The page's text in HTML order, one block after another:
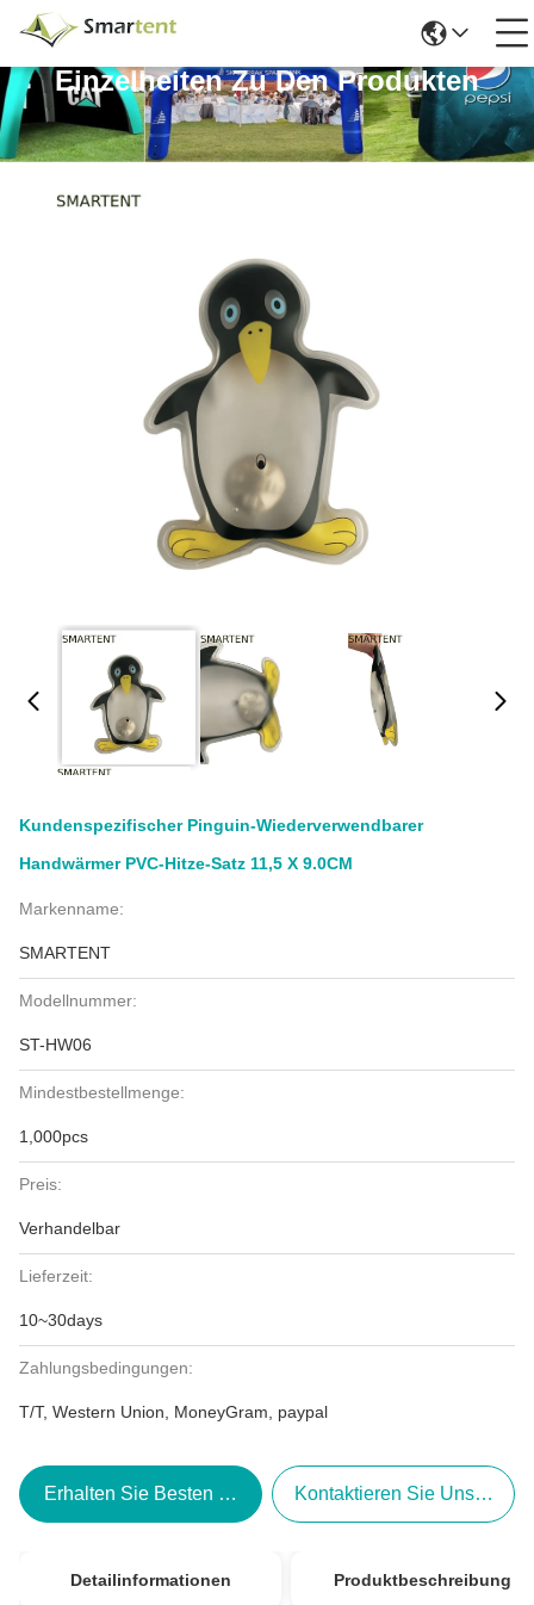
Einzelheiten Zu Den Produkten
Kundenspezifischer Pinguin-Wiederverwendbarer
Handwärmer PVC-Hitze-Satz 11,5 X 9.0CM
Markenname:
SMARTENT
Modellnummer:
ST-HW06
Mindestbestellmenge:
1,000pcs
Preis:
Verhandelbar
Lieferzeit:
10~30days
Zahlungsbedingungen:
T/T, Western Union, MoneyGram, paypal
Erhalten Sie Besten Preis Kontaktieren Sie Uns Jetzt
Detailinformationen Produktbeschreibung